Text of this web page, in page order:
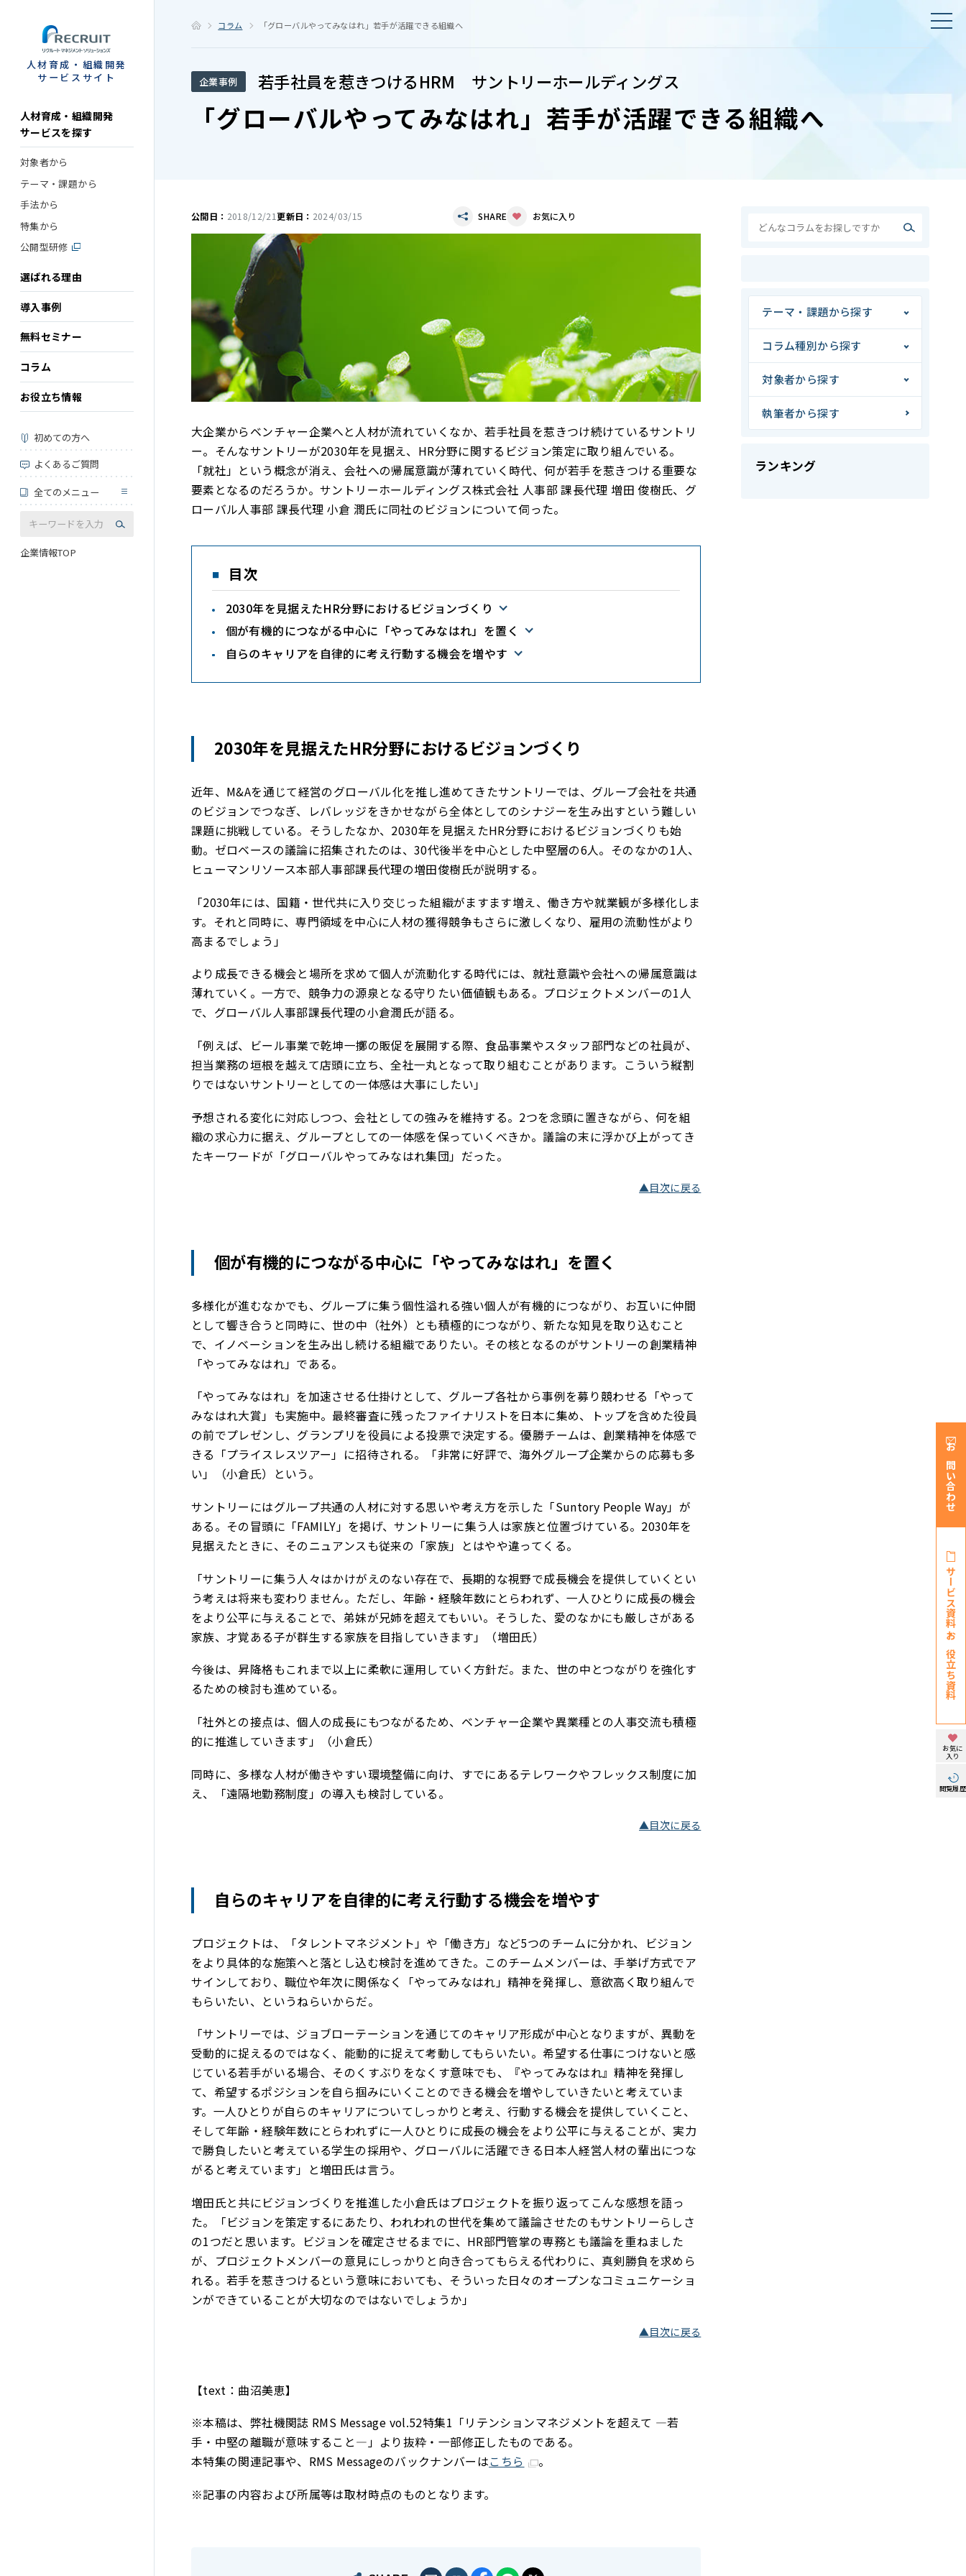
人材育成・組織開発
サービスサイト
人材育成・組織開発
サービスを探す
対象者から
テーマ・課題から
手法から
特集から
公開型研修
選ばれる理由
導入事例
無料セミナー
コラム
お役立ち情報
初めての方へ
よくあるご質問
全てのメニュー
企業情報TOP
コラム 「グローバルやってみなはれ」若手が活躍できる組織へ
企業事例 若手社員を惹きつけるHRM サントリーホールディングス
「グローバルやってみなはれ」若手が活躍できる組織へ
公開日： 2018/12/21更新日： 2024/03/15 SHARE お気に入り
大企業からベンチャー企業へと人材が流れていくなか、若手社員を惹きつけ続けているサントリ
ー。そんなサントリーが2030年を見据え、HR分野に関するビジョン策定に取り組んでいる。
「就社」という概念が消え、会社への帰属意識が薄れていく時代、何が若手を惹きつける重要な
要素となるのだろうか。サントリーホールディングス株式会社 人事部 課長代理 増田 俊樹氏、グ
ローバル人事部 課長代理 小倉 潤氏に同社のビジョンについて伺った。
目次
2030年を見据えたHR分野におけるビジョンづくり
個が有機的につながる中心に「やってみなはれ」を置く
自らのキャリアを自律的に考え行動する機会を増やす
2030年を見据えたHR分野におけるビジョンづくり
近年、M&Aを通じて経営のグローバル化を推し進めてきたサントリーでは、グループ会社を共通
のビジョンでつなぎ、レバレッジをきかせながら全体としてのシナジーを生み出すという難しい
課題に挑戦している。そうしたなか、2030年を見据えたHR分野におけるビジョンづくりも始
動。ゼロベースの議論に招集されたのは、30代後半を中心とした中堅層の6人。そのなかの1人、
ヒューマンリソース本部人事部課長代理の増田俊樹氏が説明する。
「2030年には、国籍・世代共に入り交じった組織がますます増え、働き方や就業観が多様化しま
す。それと同時に、専門領域を中心に人材の獲得競争もさらに激しくなり、雇用の流動性がより
高まるでしょう」
より成長できる機会と場所を求めて個人が流動化する時代には、就社意識や会社への帰属意識は
薄れていく。一方で、競争力の源泉となる守りたい価値観もある。プロジェクトメンバーの1人
で、グローバル人事部課長代理の小倉潤氏が語る。
「例えば、ビール事業で乾坤一擲の販促を展開する際、食品事業やスタッフ部門などの社員が、
担当業務の垣根を越えて店頭に立ち、全社一丸となって取り組むことがあります。こういう縦割
りではないサントリーとしての一体感は大事にしたい」
予想される変化に対応しつつ、会社としての強みを維持する。2つを念頭に置きながら、何を組
織の求心力に据え、グループとしての一体感を保っていくべきか。議論の末に浮かび上がってき
たキーワードが「グローバルやってみなはれ集団」だった。
▲目次に戻る
個が有機的につながる中心に「やってみなはれ」を置く
多様化が進むなかでも、グループに集う個性溢れる強い個人が有機的につながり、お互いに仲間
として響き合うと同時に、世の中（社外）とも積極的につながり、新たな知見を取り込むこと
で、イノベーションを生み出し続ける組織でありたい。その核となるのがサントリーの創業精神
「やってみなはれ」である。
「やってみなはれ」を加速させる仕掛けとして、グループ各社から事例を募り競わせる「やって
みなはれ大賞」も実施中。最終審査に残ったファイナリストを日本に集め、トップを含めた役員
の前でプレゼンし、グランプリを役員による投票で決定する。優勝チームは、創業精神を体感で
きる「プライスレスツアー」に招待される。「非常に好評で、海外グループ企業からの応募も多
い」（小倉氏）という。
サントリーにはグループ共通の人材に対する思いや考え方を示した「Suntory People Way」が
ある。その冒頭に「FAMILY」を掲げ、サントリーに集う人は家族と位置づけている。2030年を
見据えたときに、そのニュアンスも従来の「家族」とはやや違ってくる。
「サントリーに集う人々はかけがえのない存在で、長期的な視野で成長機会を提供していくとい
う考えは将来も変わりません。ただし、年齢・経験年数にとらわれず、一人ひとりに成長の機会
をより公平に与えることで、弟妹が兄姉を超えてもいい。そうした、愛のなかにも厳しさがある
家族、才覚ある子が群生する家族を目指していきます」（増田氏）
今後は、昇降格もこれまで以上に柔軟に運用していく方針だ。また、世の中とつながりを強化す
るための検討も進めている。
「社外との接点は、個人の成長にもつながるため、ベンチャー企業や異業種との人事交流も積極
的に推進していきます」（小倉氏）
同時に、多様な人材が働きやすい環境整備に向け、すでにあるテレワークやフレックス制度に加
え、「遠隔地勤務制度」の導入も検討している。
▲目次に戻る
自らのキャリアを自律的に考え行動する機会を増やす
プロジェクトは、「タレントマネジメント」や「働き方」など5つのチームに分かれ、ビジョン
をより具体的な施策へと落とし込む検討を進めてきた。このチームメンバーは、手挙げ方式でア
サインしており、職位や年次に関係なく「やってみなはれ」精神を発揮し、意欲高く取り組んで
もらいたい、というねらいからだ。
「サントリーでは、ジョブローテーションを通じてのキャリア形成が中心となりますが、異動を
受動的に捉えるのではなく、能動的に捉えて考動してもらいたい。希望する仕事につけないと感
じている若手がいる場合、そのくすぶりをなくす意味でも、『やってみなはれ』精神を発揮し
て、希望するポジションを自ら掴みにいくことのできる機会を増やしていきたいと考えていま
す。一人ひとりが自らのキャリアについてしっかりと考え、行動する機会を提供していくこと、
そして年齢・経験年数にとらわれずに一人ひとりに成長の機会をより公平に与えることが、実力
で勝負したいと考えている学生の採用や、グローバルに活躍できる日本人経営人材の輩出につな
がると考えています」と増田氏は言う。
増田氏と共にビジョンづくりを推進した小倉氏はプロジェクトを振り返ってこんな感想を語っ
た。「ビジョンを策定するにあたり、われわれの世代を集めて議論させたのもサントリーらしさ
の1つだと思います。ビジョンを確定させるまでに、HR部門管掌の専務とも議論を重ねました
が、プロジェクトメンバーの意見にしっかりと向き合ってもらえる代わりに、真剣勝負を求めら
れる。若手を惹きつけるという意味においても、そういった日々のオープンなコミュニケーショ
ンができていることが大切なのではないでしょうか」
▲目次に戻る
【text：曲沼美恵】
※本稿は、弊社機関誌 RMS Message vol.52特集1「リテンションマネジメントを超えて ―若
手・中堅の離職が意味すること―」より抜粋・一部修正したものである。
本特集の関連記事や、RMS Messageのバックナンバーはこちら
。
※記事の内容および所属等は取材時点のものとなります。
テーマ・課題から探す
コラム種別から探す
対象者から探す
執筆者から探す
ランキング
お問い合わせ
サービス資料・
お役立ち資料
お気に
入り
閲覧履歴